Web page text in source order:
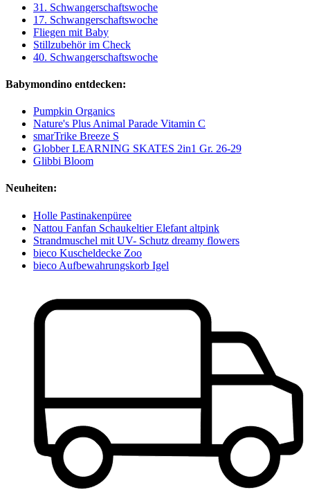
31. Schwangerschaftswoche
17. Schwangerschaftswoche
Fliegen mit Baby
Stillzubehör im Check
40. Schwangerschaftswoche
Babymondino entdecken:
Pumpkin Organics
Nature's Plus Animal Parade Vitamin C
smarTrike Breeze S
Globber LEARNING SKATES 2in1 Gr. 26-29
Glibbi Bloom
Neuheiten:
Holle Pastinakenpüree
Nattou Fanfan Schaukeltier Elefant altpink
Strandmuschel mit UV- Schutz dreamy flowers
bieco Kuscheldecke Zoo
bieco Aufbewahrungskorb Igel